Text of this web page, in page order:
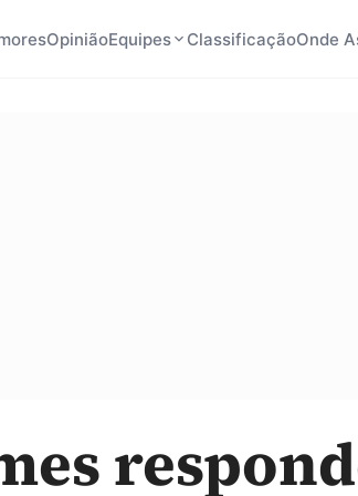
OpiniãoEquipes ClassificaçãoOnde